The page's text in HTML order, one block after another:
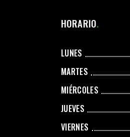
HORARIO
LUNES
MARTES
MIÉRCOLES
JUEVES
VIERNES